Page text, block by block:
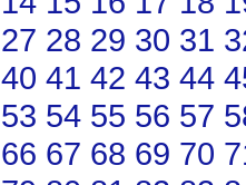
27 28 29 30 31
40 41 42 43 44
53 54 55 56 57
66 67 68 69 70